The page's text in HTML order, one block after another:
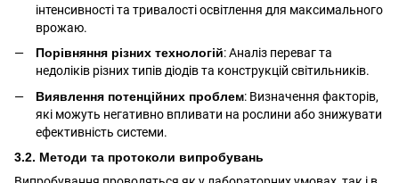
інтенсивності та тривалості освітлення для максимального
врожаю.
Порівняння різних технологій: Аналіз переваг та
недоліків різних типів діодів та конструкцій світильників.
Виявлення потенційних проблем: Визначення факторів,
які можуть негативно впливати на рослини або знижувати
ефективність системи.
3.2. Методи та протоколи випробувань